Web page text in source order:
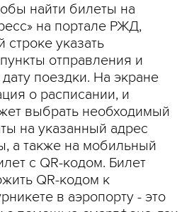
найти билеты на
на портале РЖД,
указать
отправления и
поездки. На экране
о расписании, и
выбрать необходимый
на указанный адрес
а также на мобильный
с QR-кодом. Билет
QR-кодом к
в аэропорту - это